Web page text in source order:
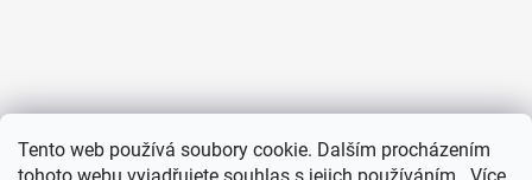
Tento web používá soubory cookie. Dalším procházením